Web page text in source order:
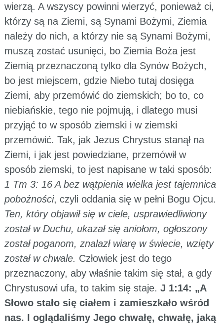
wierzą. A wszyscy powinni wierzyć, ponieważ ci,
którzy są na Ziemi, są Synami Bożymi, Ziemia
należy do nich, a którzy nie są Synami Bożymi,
muszą zostać usunięci, bo Ziemia Boża jest
Ziemią przeznaczoną tylko dla Synów Bożych,
bo jest miejscem, gdzie Niebo tutaj dosięga
Ziemi, aby przemówić do ziemskich; bo to, co
niebiańskie, tego nie pojmują, i dlatego musi
przyjąć to w sposób ziemski i w ziemski
przemówić. Tak, jak Jezus Chrystus stanął na
Ziemi, i jak jest powiedziane, przemówił w
sposób ziemski, to jest napisane w taki sposób:
1 Tm 3: 16 A bez wątpienia wielka jest tajemnica
pobożności, czyli oddania się w pełni Bogu Ojcu.
Ten, który objawił się w ciele, usprawiedliwiony
został w Duchu, ukazał się aniołom, ogłoszony
został poganom, znalazł wiarę w świecie, wzięty
został w chwale. Człowiek jest do tego
przeznaczony, aby właśnie takim się stał, a gdy
Chrystusowi ufa, to takim się staje. J 1:14: „A
Słowo stało się ciałem i zamieszkało wśród
nas. I oglądaliśmy Jego chwałę, chwałę, jaką